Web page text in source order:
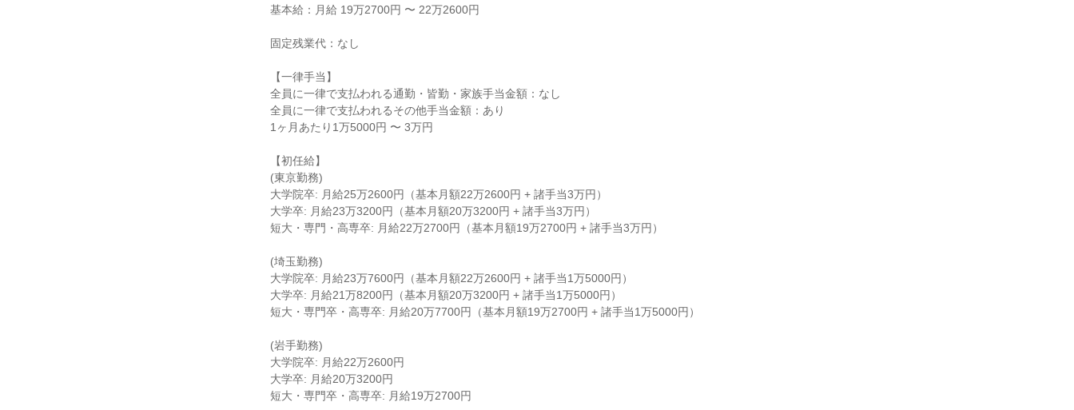
基本給：月給 19万2700円 〜 22万2600円
固定残業代：なし
【一律手当】
全員に一律で支払われる通勤・皆勤・家族手当金額：なし
全員に一律で支払われるその他手当金額：あり
1ヶ月あたり1万5000円 〜 3万円
【初任給】
(東京勤務)
大学院卒: 月給25万2600円（基本月額22万2600円 + 諸手当3万円）
大学卒: 月給23万3200円（基本月額20万3200円 + 諸手当3万円）
短大・専門・高専卒: 月給22万2700円（基本月額19万2700円 + 諸手当3万円）
(埼玉勤務)
大学院卒: 月給23万7600円（基本月額22万2600円 + 諸手当1万5000円）
大学卒: 月給21万8200円（基本月額20万3200円 + 諸手当1万5000円）
短大・専門卒・高専卒: 月給20万7700円（基本月額19万2700円 + 諸手当1万5000円）
(岩手勤務)
大学院卒: 月給22万2600円
大学卒: 月給20万3200円
短大・専門卒・高専卒: 月給19万2700円